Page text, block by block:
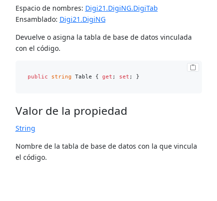
Espacio de nombres: Digi21.DigiNG.DigiTab
Ensamblado: Digi21.DigiNG
Devuelve o asigna la tabla de base de datos vinculada
con el código.
public string Table { get ; set
Valor de la propiedad
String
Nombre de la tabla de base de datos con la que vincula
el código.